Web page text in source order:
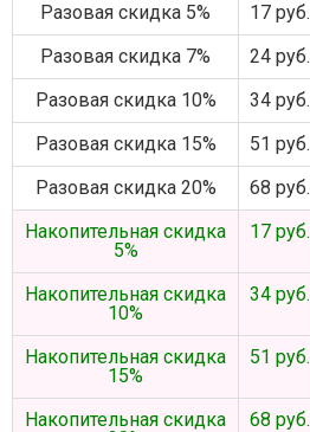
Разовая скидка 5% 17 руб.
Разовая скидка 7%
24 руб.
Разовая скидка 10%
34 руб.
Разовая скидка 15%
51 руб.
Разовая скидка 20%
68 руб.
Накопительная скидка
5%
17 руб.
Накопительная скидка
10%
34 руб.
Накопительная скидка
15%
51 руб.
Накопительная скидка
68 руб.